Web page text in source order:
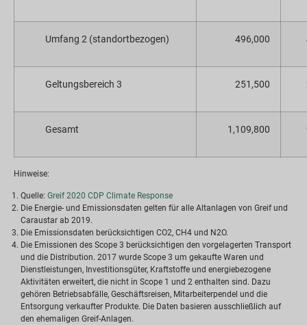
Umfang 2 (standortbezogen) 496,000
Geltungsbereich 3 251,500
Gesamt 1,109,800
Hinweise:
Quelle: Greif 2020 CDP Climate Response
Die Energie- und Emissionsdaten gelten für alle Altanlagen von Greif und
Caraustar ab 2019.
Die Emissionsdaten berücksichtigen CO2, CH4 und N2O.
Die Emissionen des Scope 3 berücksichtigen den vorgelagerten Transport
und die Distribution. 2017 wurde Scope 3 um gekaufte Waren und
Dienstleistungen, Investitionsgüter, Kraftstoffe und energiebezogene
Aktivitäten erweitert, die nicht in Scope 1 und 2 enthalten sind. Dazu
gehören Betriebsabfälle, Geschäftsreisen, Mitarbeiterpendel und die
Entsorgung verkaufter Produkte. Die Daten basieren ausschließlich auf
den ehemaligen Greif-Anlagen.